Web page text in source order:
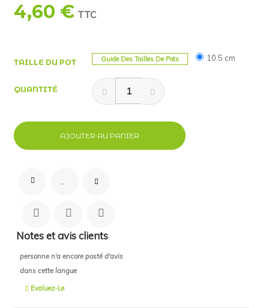
4,60 € TTC
TAILLE DU POT Guide Des Tailles De Pots 10.5 cm
QUANTITÉ
AJOUTER AU PANIER
Notes et avis clients
personne n'a encore posté d'avis
dans cette langue
Evaluez-Le